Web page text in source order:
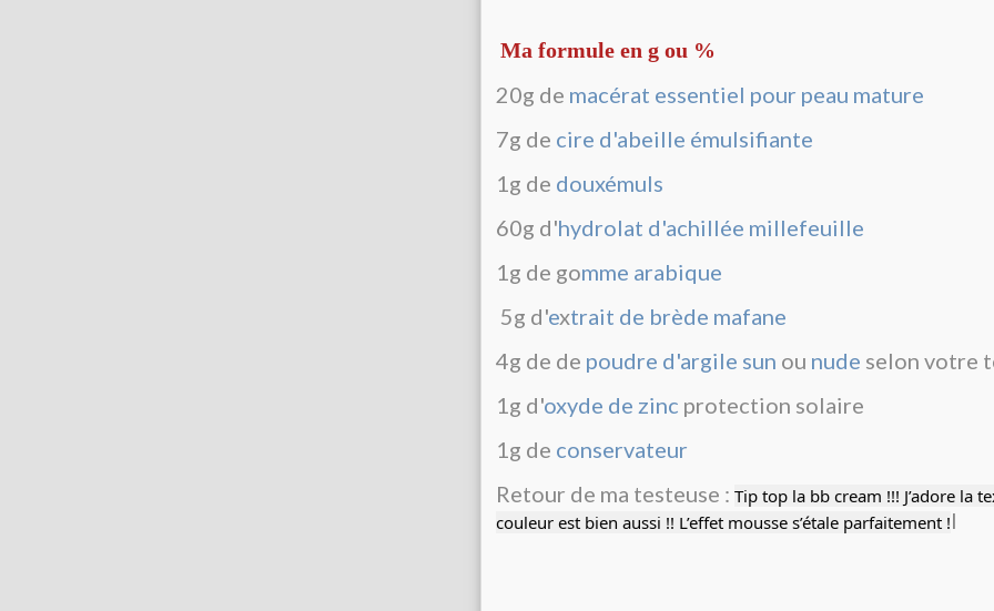
Ma formule en g ou %
20g de macérat essentiel pour peau mature
7g de cire d'abeille émulsifiante
1g de douxémuls
60g d'hydrolat d'achillée millefeuille
1g de gomme arabique
5g d'extrait de brède mafane
4g de de poudre d'argile sun ou nude selon votre
1g d'oxyde de zinc protection solaire
1g de conservateur
Retour de ma testeuse : Tip top la bb cream !!! J’adore la
couleur est bien aussi !! L’effet mousse s’étale parfaitement !l